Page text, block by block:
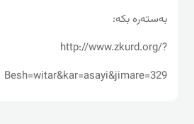
به‌سته‌ره‌ بكه‌:
http://www.zkurd.org/?
Besh=witar&kar=asayi&jimare=329